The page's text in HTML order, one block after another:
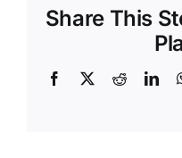
Share This
Facebook
X Reddit